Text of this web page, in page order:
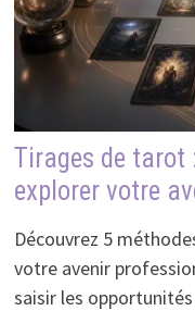
Tirages de tarot
explorer votre
Découvrez 5
votre avenir
saisir les